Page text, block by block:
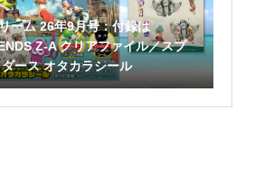
ーム 26年9月号：付録は
Z-A クリアファイル／スプ
ース オタカラシール